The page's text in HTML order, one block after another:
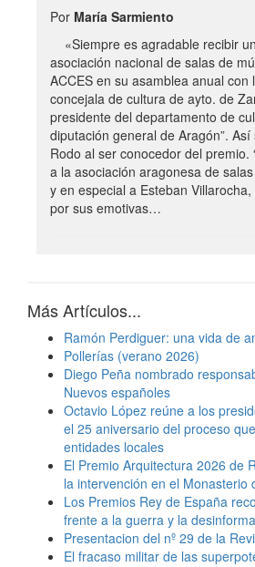
Por María Sarmiento
«Siempre es agradable recibir
asociación nacional de salas de
ACCES en su asamblea anual con
concejala de cultura de ayto. de
presidente del departamento de
diputación general de Aragón”.
Rodo al ser conocedor del premio.
a la asociación aragonesa de
y en especial a Esteban
por sus emotivas…
Más Artículos...
Ramón Perdiguer: una vida de
Pollerías (verano 2026)
Diego Peña nombrado
Nuevos españoles
Octavio López reúne a los
el 25 aniversario del proceso
entidades locales
El Premio Arquitectura 2026 de
la intervención en el Monasterio
Los Premios Rey de España
frente a la guerra y la
Presentacion del nº 29 de la
El fracaso militar de las